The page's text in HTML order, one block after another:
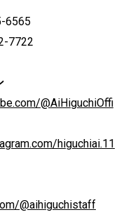
6565
7722
@AiHiguchiOffi
higuchiai.11
@aihiguchistaff